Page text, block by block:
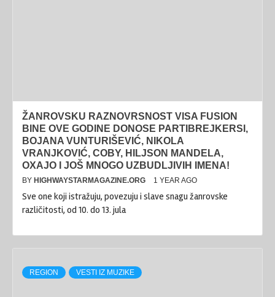
ŽANROVSKU RAZNOVRSNOST VISA FUSION
BINE OVE GODINE DONOSE PARTIBREJKERSI,
BOJANA VUNTURIŠEVIĆ, NIKOLA
VRANJKOVIĆ, COBY, HILJSON MANDELA,
OXAJO I JOŠ MNOGO UZBUDLJIVIH IMENA!
BY HIGHWAYSTARMAGAZINE.ORG 1 YEAR AGO
Sve one koji istražuju, povezuju i slave snagu žanrovske
različitosti, od 10. do 13. jula
REGION VESTI IZ MUZIKE